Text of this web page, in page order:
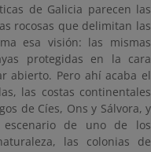
de Galicia parecen las
rocosas que delimitan las
esa visión: las mismas
protegidas en la cara
abierto. Pero ahí acaba el
las costas continentales
de Cíes, Ons y Sálvora, y
escenario de uno de los
las colonias de